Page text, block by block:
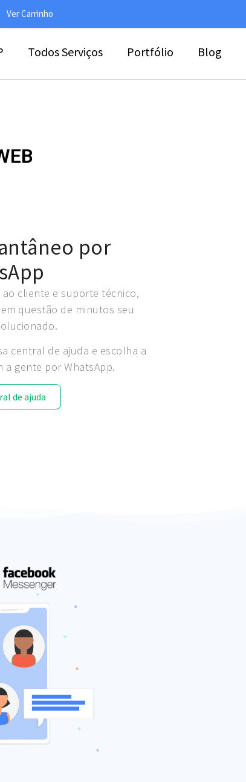
Ver Carrinho
Todos Serviços Portfólio Blog
por
cliente e suporte técnico,
questão de minutos seu
central de ajuda e escolha a
a gente por WhatsApp.
de ajuda